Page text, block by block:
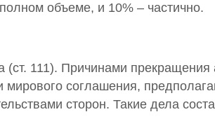
объеме, и 10% – частично.
(ст. 111). Причинами
мирового соглашения,
сторон. Такие дела